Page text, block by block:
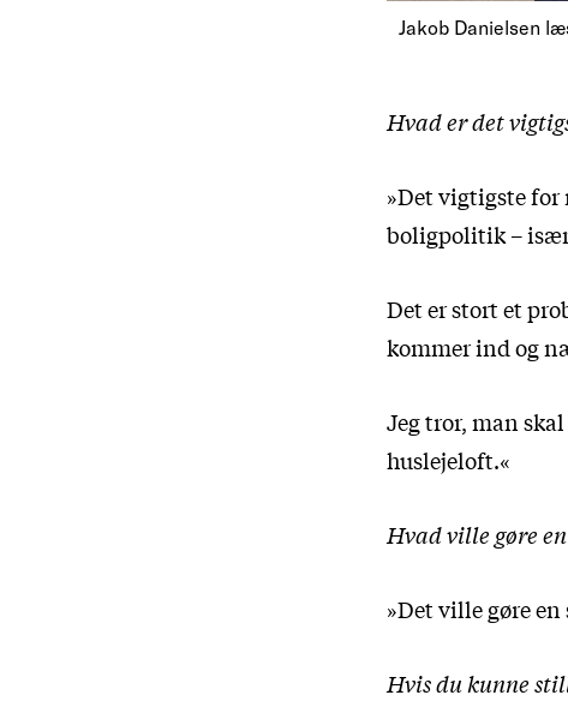
Jakob Danielsen
Hvad er det
»Det vigtigste for
boligpolitik –
Det er stort et
kommer ind og
Jeg tror, man
huslejeloft.«
Hvad ville gøre
»Det ville gøre
Hvis du kunne